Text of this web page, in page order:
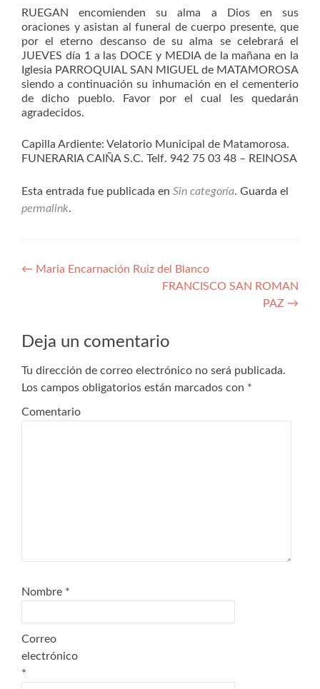
RUEGAN encomienden su alma a Dios en sus
oraciones y asistan al funeral de cuerpo presente, que
por el eterno descanso de su alma se celebrará el
JUEVES día 1 a las DOCE y MEDIA de la mañana en la
Iglesia PARROQUIAL SAN MIGUEL de MATAMOROSA
siendo a continuación su inhumación en el cementerio
de dicho pueblo. Favor por el cual les quedarán
agradecidos.
Capilla Ardiente: Velatorio Municipal de Matamorosa.
FUNERARIA CAIÑA S.C. Telf. 942 75 03 48 – REINOSA
Esta entrada fue publicada en Sin categoría. Guarda el
permalink.
Navegación
← Maria Encarnación Ruiz del Blanco
FRANCISCO SAN ROMAN
PAZ →
Deja un comentario
Tu dirección de correo electrónico no será publicada.
Los campos obligatorios están marcados con *
Comentario
Nombre *
Correo
electrónico
*